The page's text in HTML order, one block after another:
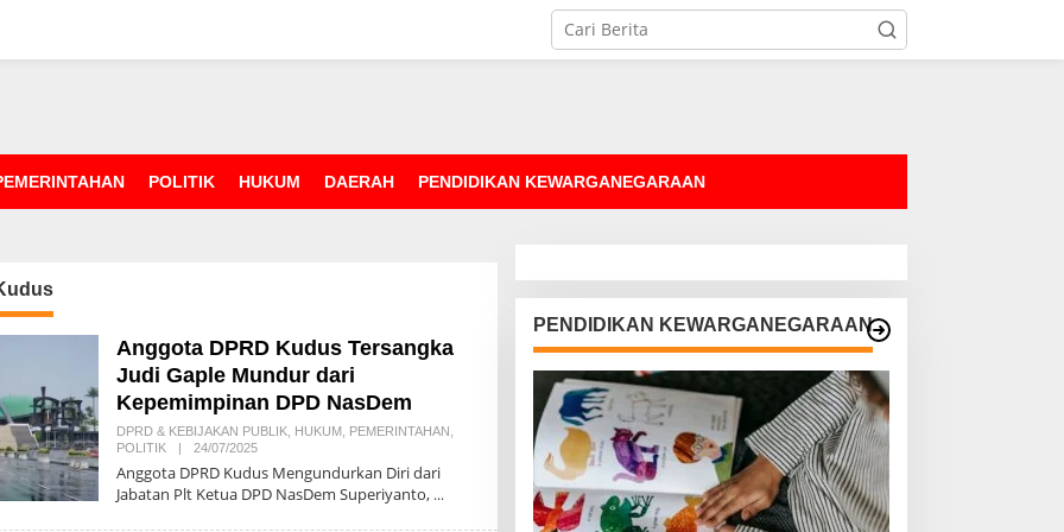
POLITIK HUKUM DAERAH PENDIDIKAN KEWARGANEGARAAN
Anggota DPRD Kudus Tersangka
Judi Gaple Mundur dari
Kepemimpinan DPD NasDem
DPRD & KEBIJAKAN PUBLIK, HUKUM, PEMERINTAHAN
POLITIK
| 24/07/2025O
E
H
Anggota DPRD Kudus Mengundurkan Diri dari
Jabatan Plt Ketua DPD NasDem Superiyanto,
PENDIDIKAN KEWARGANEGARAAN